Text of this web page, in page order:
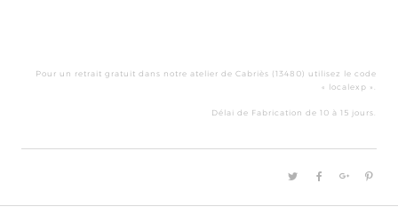
Pour un retrait gratuit dans notre atelier de Cabriès (13480) utilisez le code
« localexp ».
Délai de Fabrication de 10 à 15 jours.